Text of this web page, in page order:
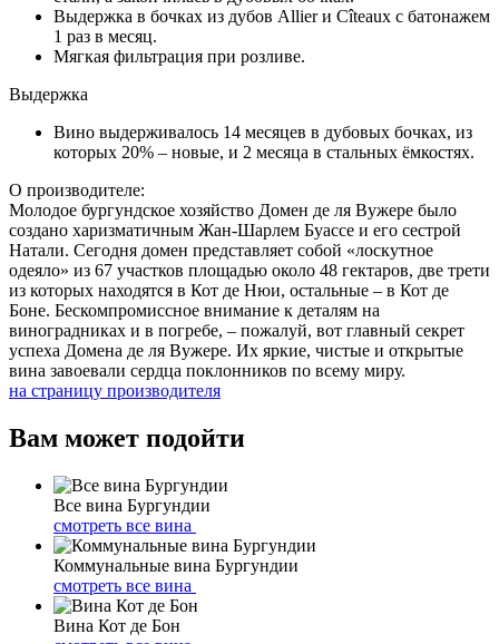
Выдержка в бочках из дубов Allier и Cîteaux с батонажем
1 раз в месяц.
Мягкая фильтрация при розливе.
Выдержка
Вино выдерживалось 14 месяцев в дубовых бочках, из
которых 20% – новые, и 2 месяца в стальных ёмкостях.
О производителе:
Молодое бургундское хозяйство Домен де ля Вужере было
создано харизматичным Жан-Шарлем Буассе и его сестрой
Натали. Сегодня домен представляет собой «лоскутное
одеяло» из 67 участков площадью около 48 гектаров, две трети
из которых находятся в Кот де Нюи, остальные – в Кот де
Боне. Бескомпромиссное внимание к деталям на
виноградниках и в погребе, – пожалуй, вот главный секрет
успеха Домена де ля Вужере. Их яркие, чистые и открытые
вина завоевали сердца поклонников по всему миру.
на страницу производителя
Вам может подойти
Все вина Бургундии
смотреть все вина
Коммунальные вина Бургундии
смотреть все вина
Вина Кот де Бон